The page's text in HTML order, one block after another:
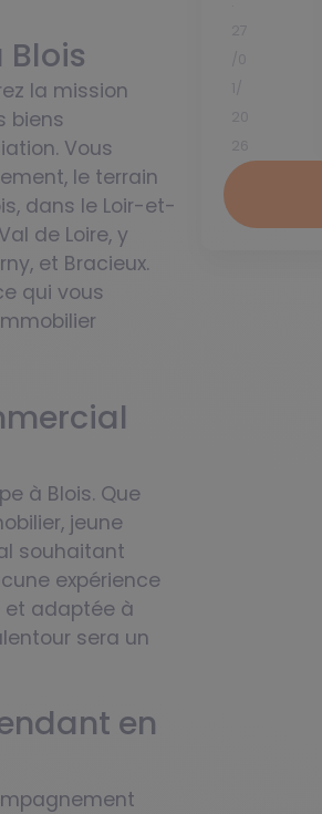
la mission
biens
Vous
le terrain
dans le Loir-et-
de Loire, y
et Bracieux.
qui vous
à Blois. Que
jeune
souhaitant
expérience
et adaptée à
sera un
en